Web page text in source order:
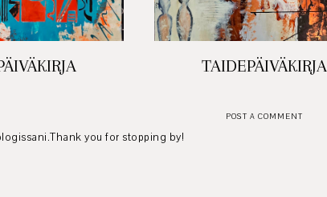
TAIDEPÄIVÄKIRJA
POST A COMMENT
you for stopping by!